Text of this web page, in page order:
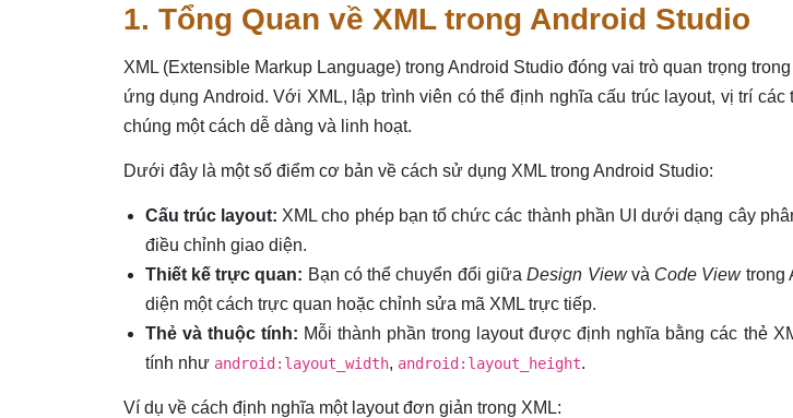
1. Tổng Quan về XML trong Android Studio
XML (Extensible Markup Language) trong Android Studio đóng vai trò quan trọng
ứng dụng Android. Với XML, lập trình viên có thể định nghĩa cấu trúc layout, vị trí
chúng một cách dễ dàng và linh hoạt.
Dưới đây là một số điểm cơ bản về cách sử dụng XML trong Android Studio:
Cấu trúc layout: XML cho phép bạn tổ chức các thành phần UI dưới dạng cây
điều chỉnh giao diện.
Thiết kế trực quan: Bạn có thể chuyển đổi giữaDesign Viewvà Code Viewtrong
diện một cách trực quan hoặc chỉnh sửa mã XML trực tiếp.
Thẻ và thuộc tính: Mỗi thành phần trong layout được định nghĩa bằng các thẻ
tính như android:layout_width, android:layout_height.
Ví dụ về cách định nghĩa một layout đơn giản trong XML: